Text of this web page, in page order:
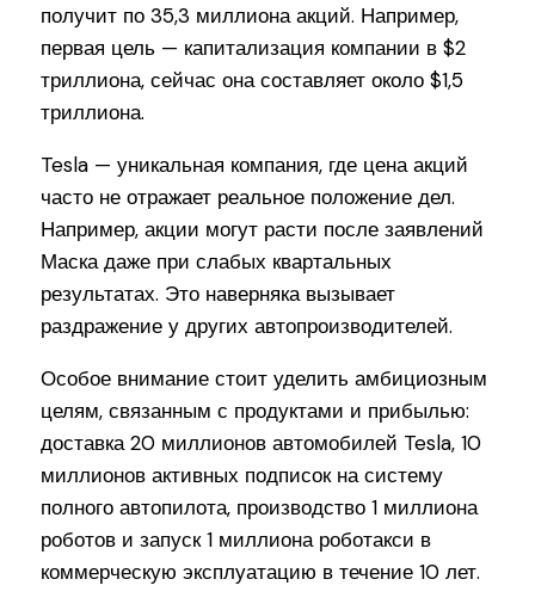
получит по 35,3 миллиона акций. Например,
первая цель — капитализация компании в $2
триллиона, сейчас она составляет около $1,5
триллиона.
Tesla — уникальная компания, где цена акций
часто не отражает реальное положение дел.
Например, акции могут расти после заявлений
Маска даже при слабых квартальных
результатах. Это наверняка вызывает
раздражение у других автопроизводителей.
Особое внимание стоит уделить амбициозным
целям, связанным с продуктами и прибылью:
доставка 20 миллионов автомобилей Tesla, 10
миллионов активных подписок на систему
полного автопилота, производство 1 миллиона
роботов и запуск 1 миллиона роботакси в
коммерческую эксплуатацию в течение 10 лет.